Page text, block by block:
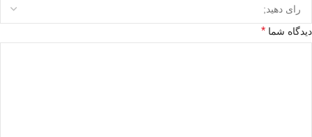
دیدگاه شما *